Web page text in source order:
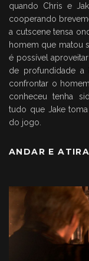
quando Chris e
cooperando
a cutscene tensa
homem que matou
é possível
de profundidade a
confrontar o
conheceu tenha
tudo que Jake
do jogo.
ANDAR E